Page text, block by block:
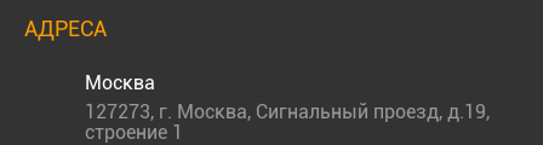
АДРЕСА
Москва
127273, г. Москва, Сигнальный проезд, д.19,
строение 1